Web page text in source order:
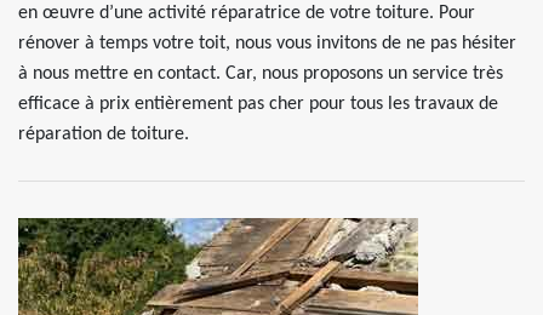
en œuvre d’une activité réparatrice de votre toiture. Pour
rénover à temps votre toit, nous vous invitons de ne pas hésiter
à nous mettre en contact. Car, nous proposons un service très
efficace à prix entièrement pas cher pour tous les travaux de
réparation de toiture.